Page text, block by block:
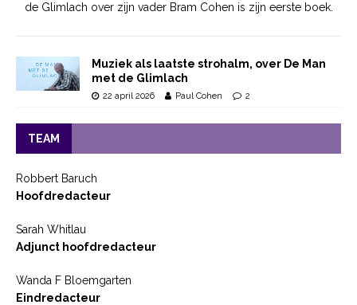
de Glimlach over zijn vader Bram Cohen is zijn eerste boek.
Muziek als laatste strohalm, over De Man
met de Glimlach
22 april 2026 Paul Cohen 2
TEAM
Robbert Baruch
Hoofdredacteur
Sarah Whitlau
Adjunct hoofdredacteur
Wanda F Bloemgarten
Eindredacteur